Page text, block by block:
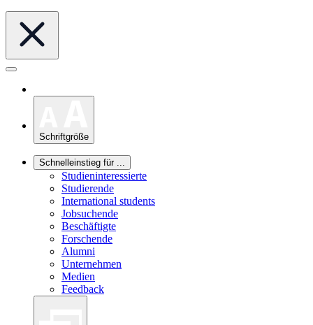
Schriftgröße
Schnelleinstieg für ...
Studieninteressierte
Studierende
International students
Jobsuchende
Beschäftigte
Forschende
Alumni
Unternehmen
Medien
Feedback